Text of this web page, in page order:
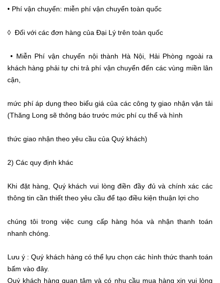
• Phí vận chuyển: miễn phí vận chuyển toàn quốc
◊ Đối với các đơn hàng của Đại Lý trên toàn quốc
• Miễn Phí vận chuyển nội thành Hà Nội, Hải Phòng ngoài ra
khách hàng phải tự chi trả phí vận chuyển đến các vùng miền lân
cận,
mức phí áp dụng theo biểu giá của các công ty giao nhận vận tải
(Thăng Long sẽ thông báo trước mức phí cụ thể và hình
thức giao nhận theo yêu cầu của Quý khách)
2) Các quy định khác
Khi đặt hàng, Quý khách vui lòng điền đầy đủ và chính xác các
thông tin cần thiết theo yêu cầu để tạo điều kiện thuận lợi cho
chúng tôi trong việc cung cấp hàng hóa và nhận thanh toán
nhanh chóng.
Lưu ý : Quý khách hàng có thể lựu chọn các hình thức thanh toán
bấm vào đây.
Quý khách hàng quan tâm và có nhu cầu mua hàng xin vui lòng